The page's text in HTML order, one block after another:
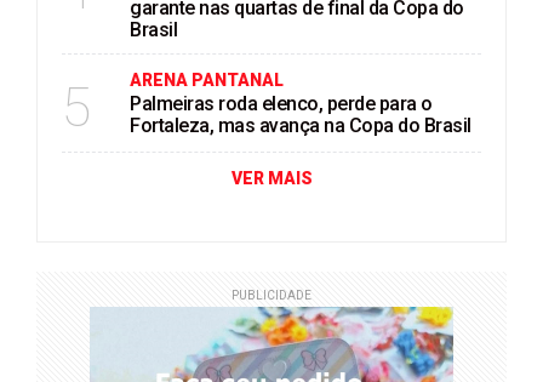
garante nas quartas de final da Copa do
Brasil
5 ARENA PANTANAL
Palmeiras roda elenco, perde para o
Fortaleza, mas avança na Copa do Brasil
VER MAIS
PUBLICIDADE